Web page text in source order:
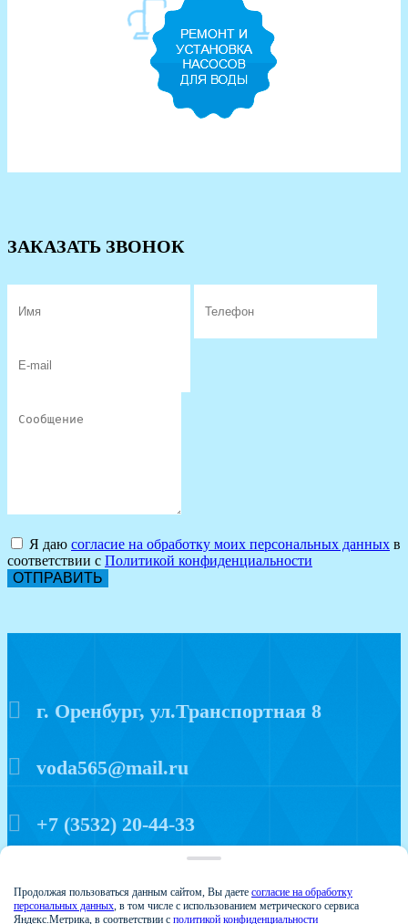
ЗАКАЗАТЬ ЗВОНОК
Я даю согласие на обработку моих персональных данных в
соответствии с Политикой конфиденциальности
ОТПРАВИТЬ
г. Оренбург, ул.Транспортная 8
voda565@mail.ru
+7 (3532) 20-44-33
Продолжая пользоваться данным сайтом, Вы даете согласие на обработку
персональных данных, в том числе с использованием метрического сервиса
Яндекс.Метрика, в соответствии с политикой конфиденциальности